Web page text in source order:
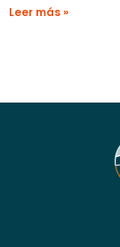
Leer más »